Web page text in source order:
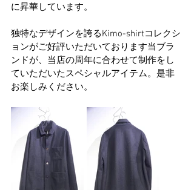
に昇華しています。
独特なデザインを誇るKimo-shirtコレクシ
ョンがご好評いただいております当ブラ
ンドが、当店の周年に合わせて制作をし
ていただいたスペシャルアイテム。是非
お楽しみください。